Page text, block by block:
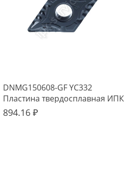
DNMG150608-GF YC332
Пластина твердосплавная ИПК
894.16 ₽